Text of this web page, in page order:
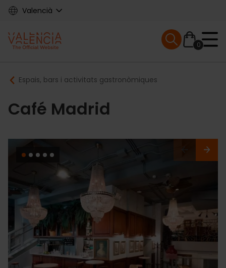
Skip
content
Valencià
Main
navigation
0
Mobile menu
Breadcrumb
Espais, bars i activitats gastronòmiques
Café Madrid